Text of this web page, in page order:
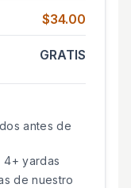
$34.00
GRATIS
antes de
4+ yardas
de nuestro